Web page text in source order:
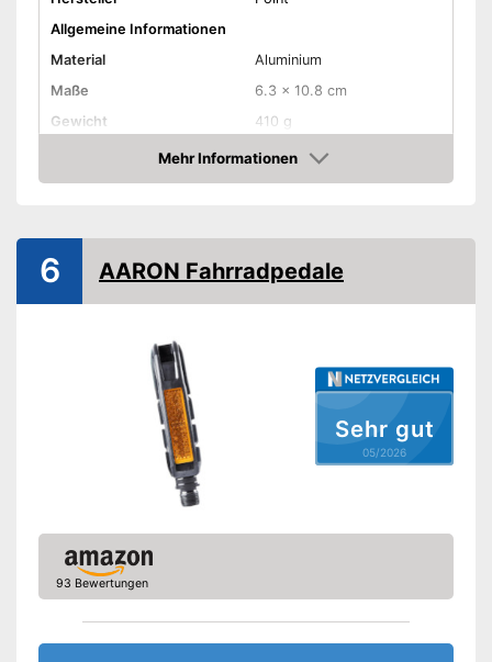
Allgemeine Informationen
Material
Aluminium
Maße
6.3 x 10.8 cm
Gewicht
410 g
Erhältliche Farben
- Schwarz
Rutschfeste Pedalen
Sicherheitsreflektoren
Amazon Lieferzeit
siehe Anbieter
Mehr Informationen
Amazon
Sehr gut
05/2026
6 AARON Fahrradpedale
93 Bewertungen